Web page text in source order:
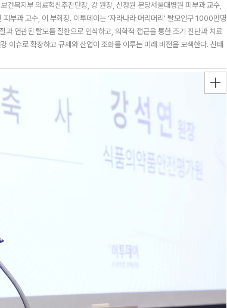
복지부 의료혁신추진단장, 강 원장, 신정원 분당서울대병원 피부과 교수,
부과 교수, 이 부회장. 이투데이는 ‘자라나라 머리머리’ 탈모인구 1000만명
연관된 탈모를 질환으로 인식하고, 의학적 접근을 통한 조기 진단과 치료
이슈로 확장하고 규제와 산업이 조화를 이루는 미래 비전을 모색한다. 신태